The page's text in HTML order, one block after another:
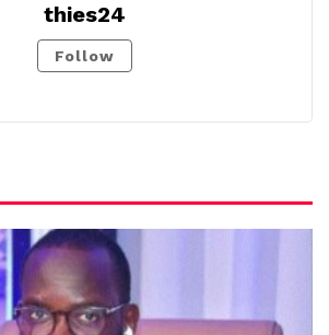
thies24
Follow